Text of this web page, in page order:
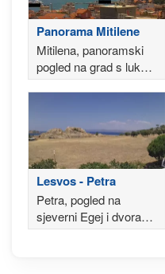
Panorama Mitilene
Mitilena, panoramski
pogled na grad s lukom
u pozadini
Lesvos - Petra
Petra, pogled na
sjeverni Egej i dvorac
Molyvos